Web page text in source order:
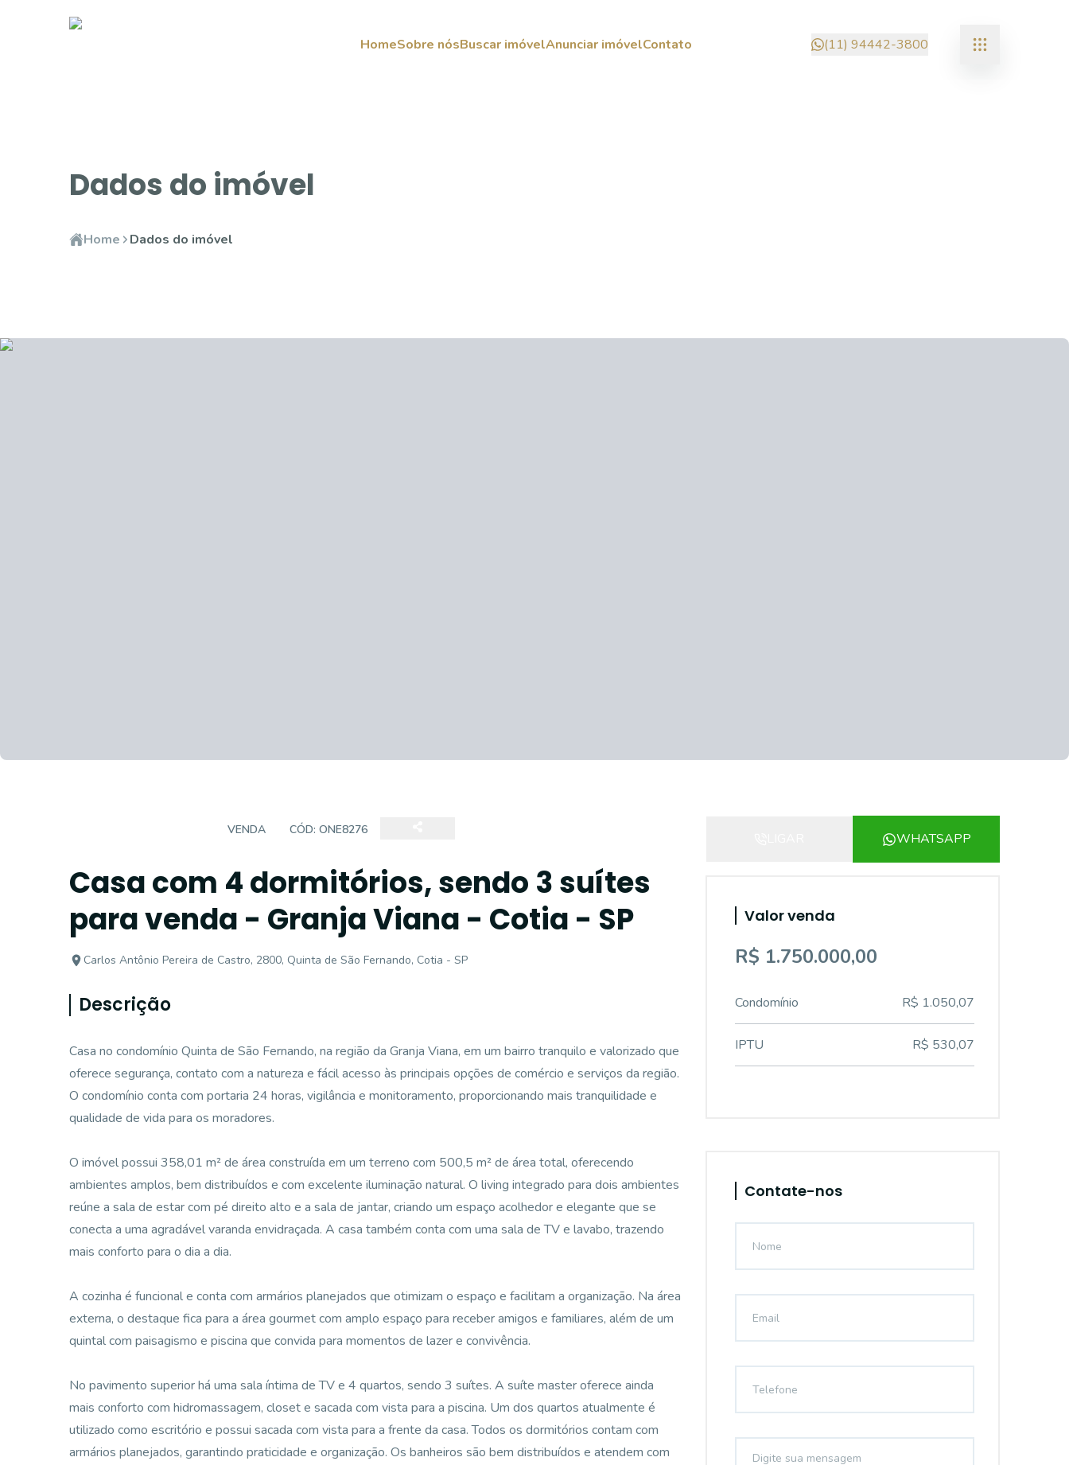
HomeSobre nósBuscar imóvelAnunciar imóvelContato (11) 94442-3800
Dados do imóvel
Home Dados do imóvel
VENDA CÓD: ONE8276
Casa com 4 dormitórios, sendo 3 suítes
para venda - Granja Viana - Cotia - SP
Carlos Antônio Pereira de Castro, 2800, Quinta de São Fernando, Cotia - SP
Descrição
Casa no condomínio Quinta de São Fernando, na região da Granja Viana, em um bairro tranquilo e valorizado que
oferece segurança, contato com a natureza e fácil acesso às principais opções de comércio e serviços da região.
O condomínio conta com portaria 24 horas, vigilância e monitoramento, proporcionando mais tranquilidade e
qualidade de vida para os moradores.
O imóvel possui 358,01 m² de área construída em um terreno com 500,5 m² de área total, oferecendo
ambientes amplos, bem distribuídos e com excelente iluminação natural. O living integrado para dois ambientes
reúne a sala de estar com pé direito alto e a sala de jantar, criando um espaço acolhedor e elegante que se
conecta a uma agradável varanda envidraçada. A casa também conta com uma sala de TV e lavabo, trazendo
mais conforto para o dia a dia.
A cozinha é funcional e conta com armários planejados que otimizam o espaço e facilitam a organização. Na área
externa, o destaque fica para a área gourmet com amplo espaço para receber amigos e familiares, além de um
quintal com paisagismo e piscina que convida para momentos de lazer e convivência.
No pavimento superior há uma sala íntima de TV e 4 quartos, sendo 3 suítes. A suíte master oferece ainda
mais conforto com hidromassagem, closet e sacada com vista para a piscina. Um dos quartos atualmente é
utilizado como escritório e possui sacada com vista para a frente da casa. Todos os dormitórios contam com
armários planejados, garantindo praticidade e organização. Os banheiros são bem distribuídos e atendem com
WHATSAPP
Valor venda
R$ 1.750.000,00
Condomínio R$ 1.050,07
IPTU R$ 530,07
Contate-nos